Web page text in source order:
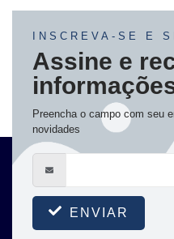
INSCREVA-SE E
Assine e
Preencha o campo com seu
novidades
ENVIAR